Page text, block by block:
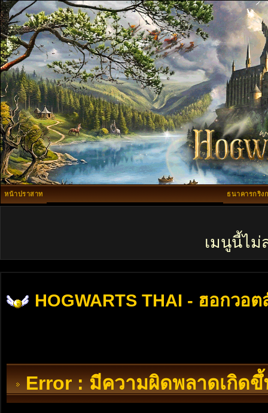
หน้าปราสาท ธนาคารกริง
เมนูนี้ไม่
HOGWARTS THAI - ฮอกวอต
Error : มีความผิดพลาดเกิดขึ้